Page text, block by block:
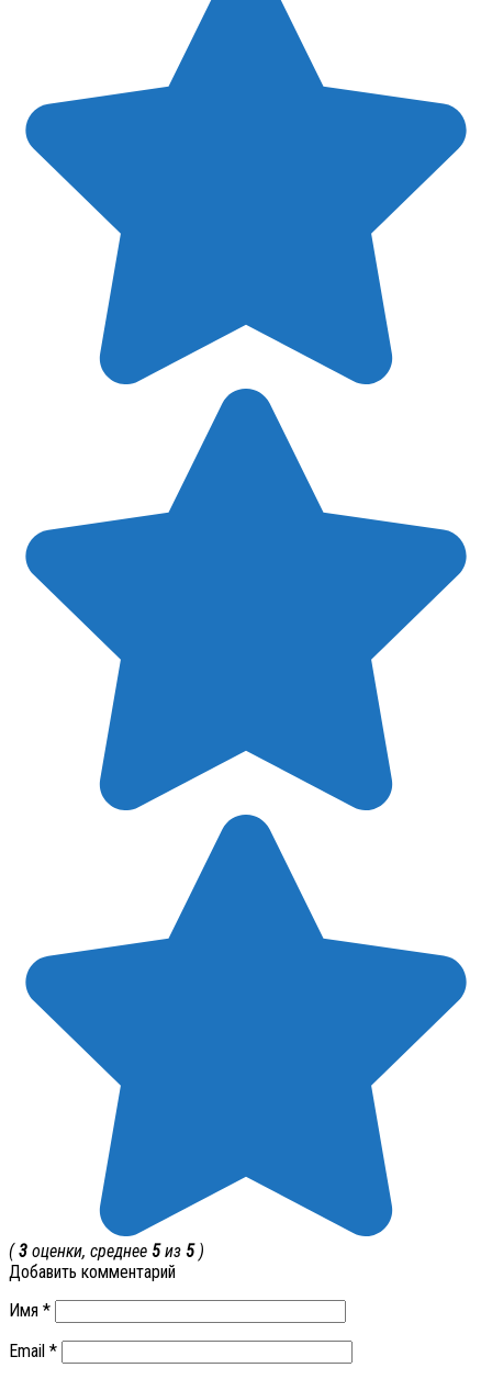
(3 оценки, среднее 5из 5)
Добавить комментарий
Имя *
Email *